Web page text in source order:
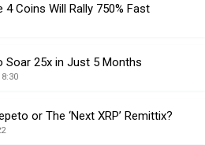
Coins Will Rally 750% Fast
Soar 25x in Just 5 Months
or The ‘Next XRP’ Remittix?